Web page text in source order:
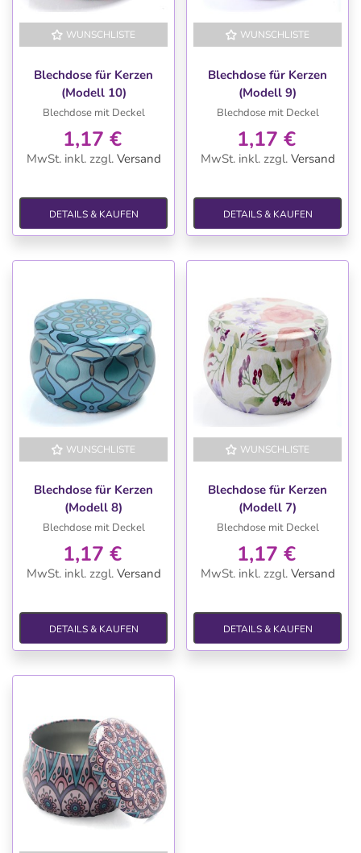
WUNSCHLISTE
Blechdose für Kerzen
(Modell 10)
Blechdose mit Deckel
1,17 €
MwSt. inkl. zzgl. Versand
DETAILS & KAUFEN
WUNSCHLISTE
Blechdose für Kerzen
(Modell 9)
Blechdose mit Deckel
1,17 €
MwSt. inkl. zzgl. Versand
DETAILS & KAUFEN
WUNSCHLISTE
Blechdose für Kerzen
(Modell 8)
Blechdose mit Deckel
1,17 €
MwSt. inkl. zzgl. Versand
DETAILS & KAUFEN
WUNSCHLISTE
Blechdose für Kerzen
(Modell 7)
Blechdose mit Deckel
1,17 €
MwSt. inkl. zzgl. Versand
DETAILS & KAUFEN